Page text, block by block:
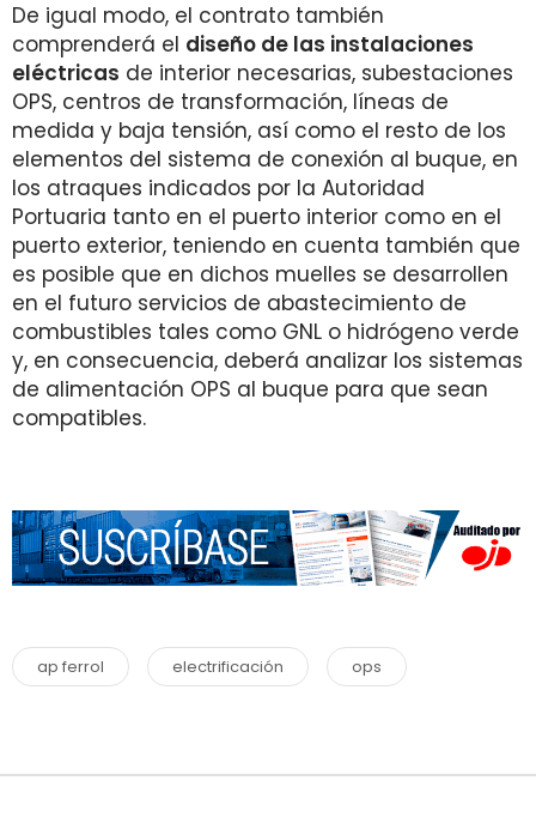
De igual modo, el contrato también
comprenderá el diseño de las instalaciones
eléctricas de interior necesarias, subestaciones
OPS, centros de transformación, líneas de
medida y baja tensión, así como el resto de los
elementos del sistema de conexión al buque, en
los atraques indicados por la Autoridad
Portuaria tanto en el puerto interior como en el
puerto exterior, teniendo en cuenta también que
es posible que en dichos muelles se desarrollen
en el futuro servicios de abastecimiento de
combustibles tales como GNL o hidrógeno verde
y, en consecuencia, deberá analizar los sistemas
de alimentación OPS al buque para que sean
compatibles.
ap ferrol electrificación ops